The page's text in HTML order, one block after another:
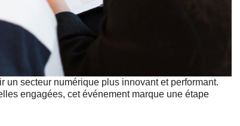
un secteur numérique plus innovant et performant.
engagées, cet événement marque une étape